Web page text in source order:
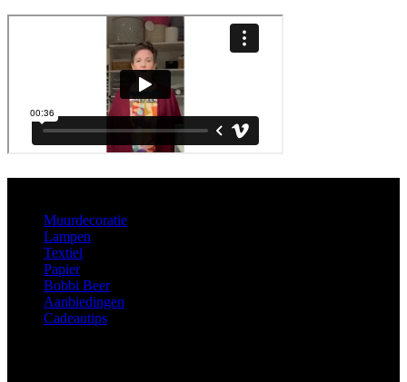
Muurdecoratie
Lampen
Textiel
Papier
Bobbi Beer
Aanbiedingen
Cadeautips